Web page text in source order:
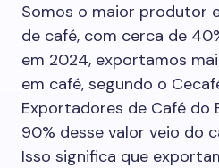
Somos o maior produtor
de café, com cerca de
em 2024, exportamos
em café, segundo o
Exportadores de Café do
90% desse valor veio do
Isso significa que